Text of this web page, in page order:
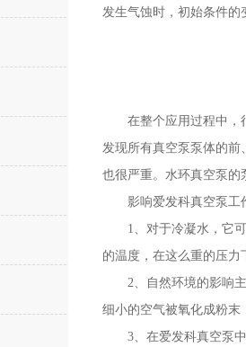
发生气蚀时，初始条件的
在整个应用过程中，很
发现所有真空泵泵体的
也很严重。水环真空泵的
影响爱发科真空泵工作
1、对于冷凝水，它可
的温度，在这么重的压
2、自然环境的影响主
细小的空气被氧化成粉末
3、在爱发科真空泵中